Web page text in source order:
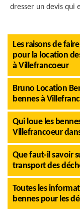
dresser un devis qui
Les raisons de
pour la location
à Villefrancoeur
Bruno Location
bennes à
Qui loue les
Villefrancoeur
Que faut-il savoir
transport des
Toutes les
bennes pour les